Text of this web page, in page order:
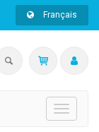
Français
Toggle